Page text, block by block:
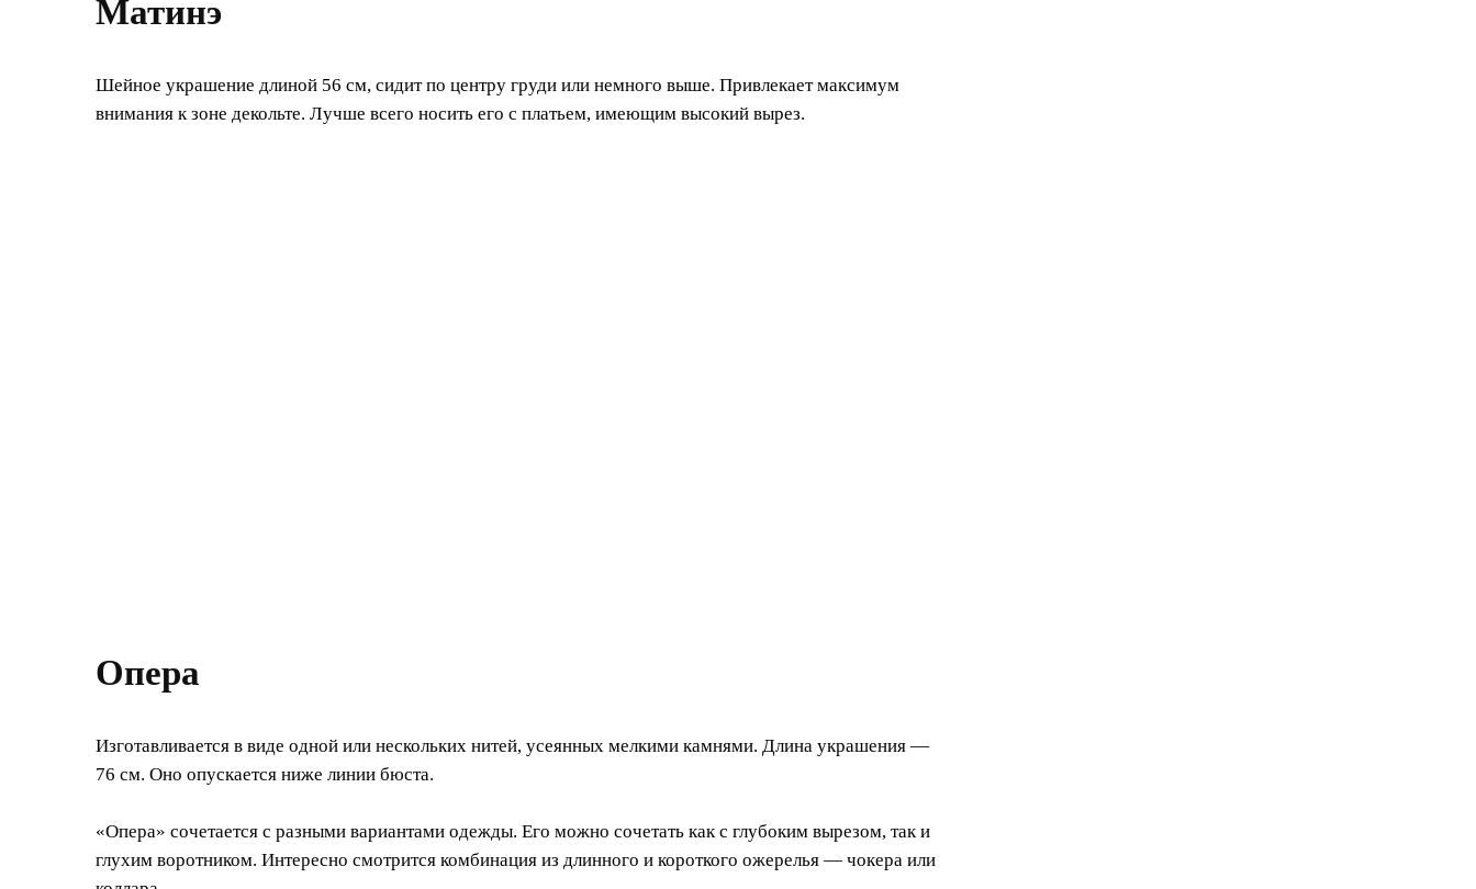
Матинэ
Шейное украшение длиной 56 см, сидит по центру груди или немного выше. Привлекает максимум
внимания к зоне декольте. Лучше всего носить его с платьем, имеющим высокий вырез.
Опера
Изготавливается в виде одной или нескольких нитей, усеянных мелкими камнями. Длина украшения —
76 см. Оно опускается ниже линии бюста.
«Опера» сочетается с разными вариантами одежды. Его можно сочетать как с глубоким вырезом, так и
глухим воротником. Интересно смотрится комбинация из длинного и короткого ожерелья — чокера или